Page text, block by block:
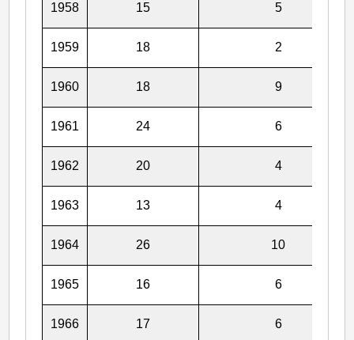
1958 15 5
1959 18 2
1960 18 9
1961 24 6
1962 20 4
1963 13 4
1964 26 10
1965 16 6
1966 17 6